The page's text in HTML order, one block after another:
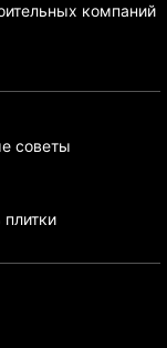
компаний
советы